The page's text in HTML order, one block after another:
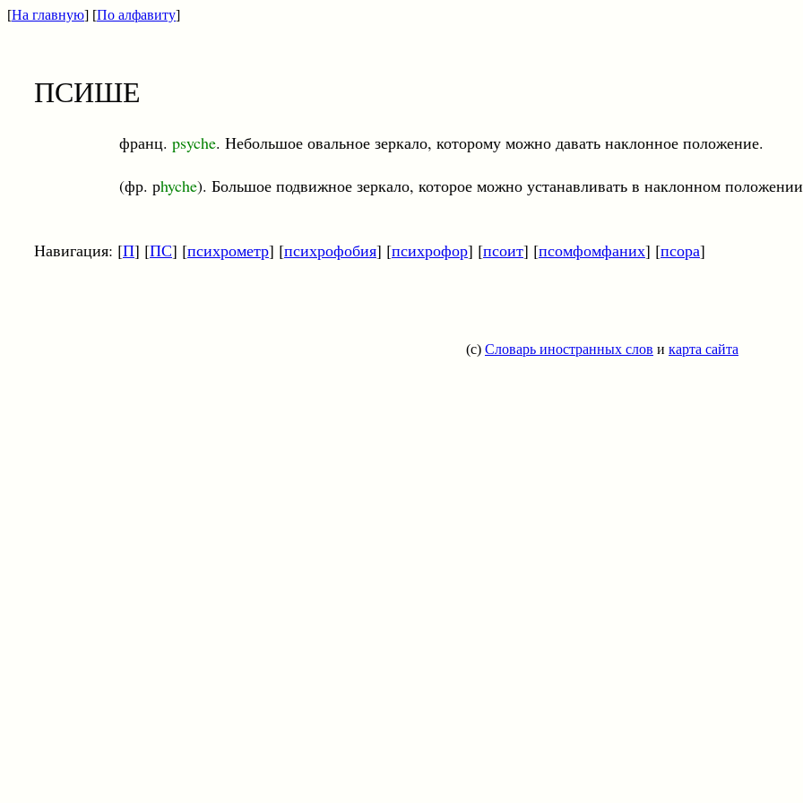
[На главную] [По алфавиту]
ПСИШЕ
франц. psyche. Небольшое овальное зеркало, которому можно давать наклонное положение.
(фр. рhyche). Большое подвижное зеркало, которое можно устанавливать в наклонном
Навигация: [П] [ПС] [психрометр] [психрофобия] [психрофор] [псоит] [псомфомфаних] [псора]
(c) Словарь иностранных слов и карта сайта